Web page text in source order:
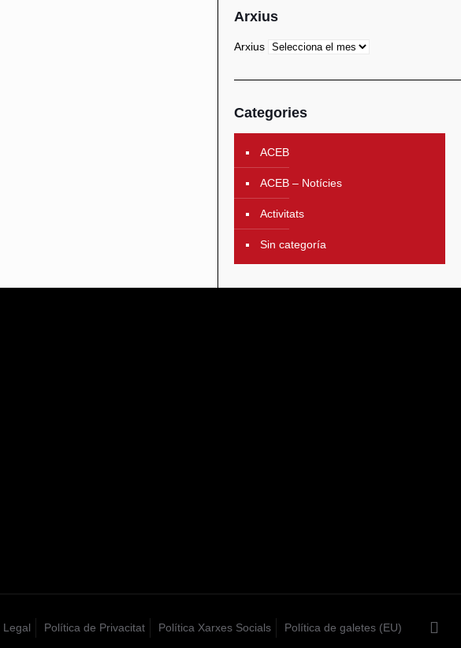
Arxius
Arxius
Categories
ACEB
ACEB – Notícies
Activitats
Sin categoría
Legal Política de Privacitat Política Xarxes Socials Política de galetes (EU)